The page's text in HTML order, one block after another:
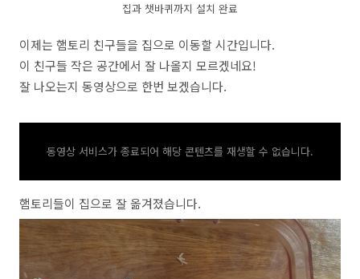
집과 챗바퀴까지 설치 완료
이제는 햄토리 친구들을 집으로 이동할 시간입니다.
이 친구들 작은 공간에서 잘 나올지 모르겠네요!
잘 나오는지 동영상으로 한번 보겠습니다.
동영상 서비스가 종료되어 해당 콘텐츠를 재생할 수 없습니다.
햄토리들이 집으로 잘 옮겨졌습니다.